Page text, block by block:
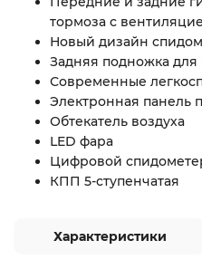
тормоза с
Новый дизайн
Задняя подножка для
Современные
Электронная панель
Обтекатель воздуха
LED фара
Цифровой
КПП 5-ступенчатая
Характеристики